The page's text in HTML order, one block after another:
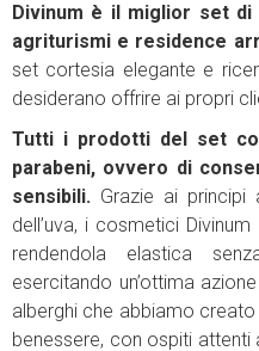
Divinum è il miglior set
agriturismi e residence
set cortesia elegante e
desiderano offrire ai propri
Tutti i prodotti del set
parabeni, ovvero di
sensibili. Grazie ai
dell’uva, i cosmetici
rendendola elastica
esercitando un’ottima
alberghi che abbiamo
benessere, con ospiti